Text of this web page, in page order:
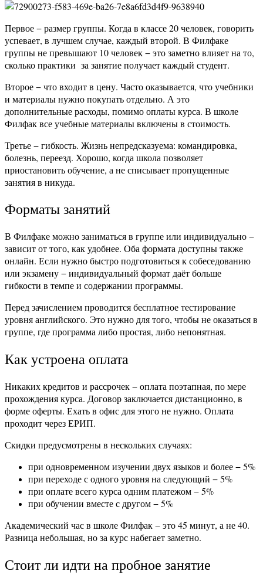
Первое − размер группы. Когда в классе 20 человек, говорить
успевает, в лучшем случае, каждый второй. В Филфаке
группы не превышают 10 человек − это заметно влияет на то,
сколько практики за занятие получает каждый студент.
Второе − что входит в цену. Часто оказывается, что учебники
и материалы нужно покупать отдельно. А это
дополнительные расходы, помимо оплаты курса. В школе
Филфак все учебные материалы включены в стоимость.
Третье − гибкость. Жизнь непредсказуема: командировка,
болезнь, переезд. Хорошо, когда школа позволяет
приостановить обучение, а не списывает пропущенные
занятия в никуда.
Форматы занятий
В Филфаке можно заниматься в группе или индивидуально −
зависит от того, как удобнее. Оба формата доступны также
онлайн. Если нужно быстро подготовиться к собеседованию
или экзамену − индивидуальный формат даёт больше
гибкости в темпе и содержании программы.
Перед зачислением проводится бесплатное тестирование
уровня английского. Это нужно для того, чтобы не оказаться в
группе, где программа либо простая, либо непонятная.
Как устроена оплата
Никаких кредитов и рассрочек − оплата поэтапная, по мере
прохождения курса. Договор заключается дистанционно, в
форме оферты. Ехать в офис для этого не нужно. Оплата
проходит через ЕРИП.
Скидки предусмотрены в нескольких случаях:
при одновременном изучении двух языков и более − 5%
при переходе с одного уровня на следующий − 5%
при оплате всего курса одним платежом − 5%
при обучении вместе с другом − 5%
Академический час в школе Филфак − это 45 минут, а не 40.
Разница небольшая, но за курс набегает заметно.
Стоит ли идти на пробное занятие